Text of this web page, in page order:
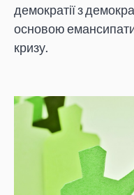
демократії з
основою
кризу.